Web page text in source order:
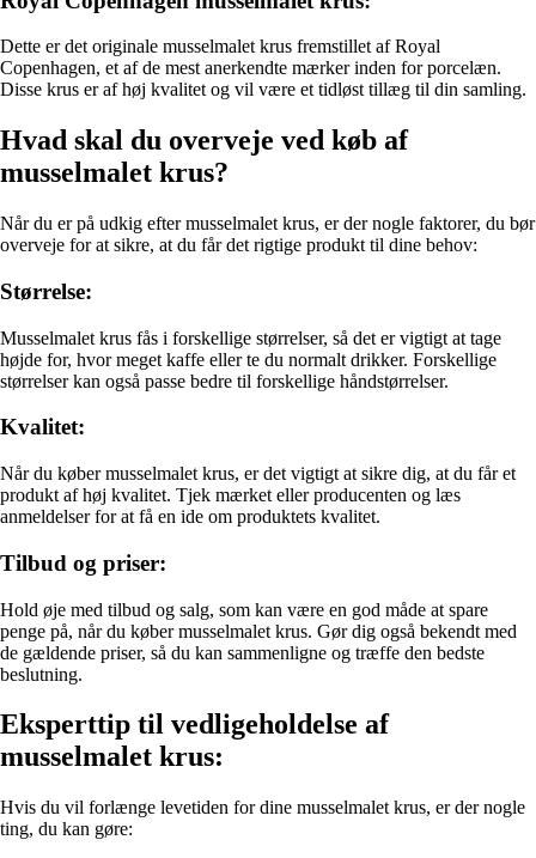
Dette er det originale musselmalet krus fremstillet af Royal
Copenhagen, et af de mest anerkendte mærker inden for porcelæn.
Disse krus er af høj kvalitet og vil være et tidløst tillæg til din samling.
Hvad skal du overveje ved køb af
musselmalet krus?
Når du er på udkig efter musselmalet krus, er der nogle faktorer, du bør
overveje for at sikre, at du får det rigtige produkt til dine behov:
Størrelse:
Musselmalet krus fås i forskellige størrelser, så det er vigtigt at tage
højde for, hvor meget kaffe eller te du normalt drikker. Forskellige
størrelser kan også passe bedre til forskellige håndstørrelser.
Kvalitet:
Når du køber musselmalet krus, er det vigtigt at sikre dig, at du får et
produkt af høj kvalitet. Tjek mærket eller producenten og læs
anmeldelser for at få en ide om produktets kvalitet.
Tilbud og priser:
Hold øje med tilbud og salg, som kan være en god måde at spare
penge på, når du køber musselmalet krus. Gør dig også bekendt med
de gældende priser, så du kan sammenligne og træffe den bedste
beslutning.
Eksperttip til vedligeholdelse af
musselmalet krus:
Hvis du vil forlænge levetiden for dine musselmalet krus, er der nogle
ting, du kan gøre: